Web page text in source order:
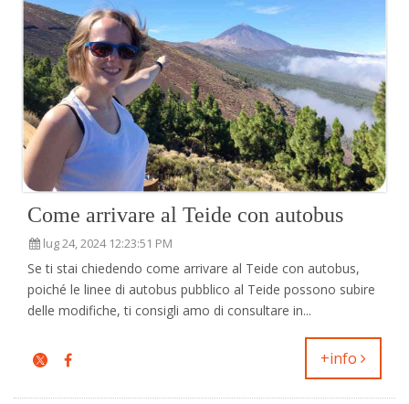
Come arrivare al Teide con autobus
lug 24, 2024 12:23:51 PM
Se ti stai chiedendo come arrivare al Teide con autobus,
poiché le linee di autobus pubblico al Teide possono subire
delle modifiche, ti consigli amo di consultare in...
+info